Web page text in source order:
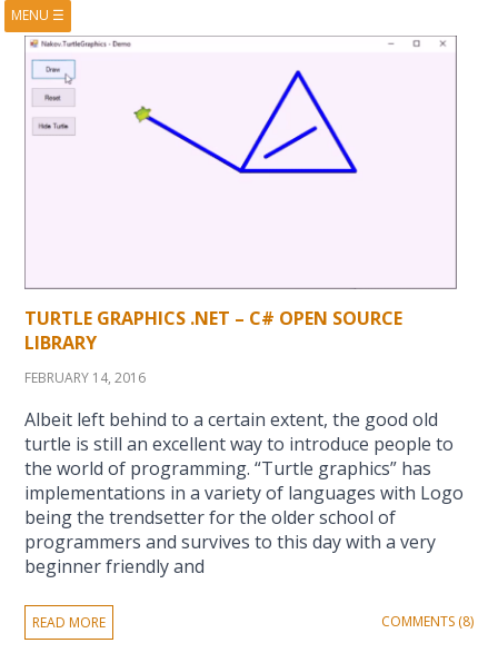
MENU ☰
HOME
ABOUT
VIDEOS
PRESENTATIONS
PUBLICATIONS
RSS FEED
TURTLE GRAPHICS .NET – C# OPEN SOURCE
LIBRARY
FEBRUARY 14, 2016
Albeit left behind to a certain extent, the good old
turtle is still an excellent way to introduce people to
the world of programming. “Turtle graphics” has
implementations in a variety of languages with Logo
being the trendsetter for the older school of
programmers and survives to this day with a very
beginner friendly and
READ MORE COMMENTS (8)